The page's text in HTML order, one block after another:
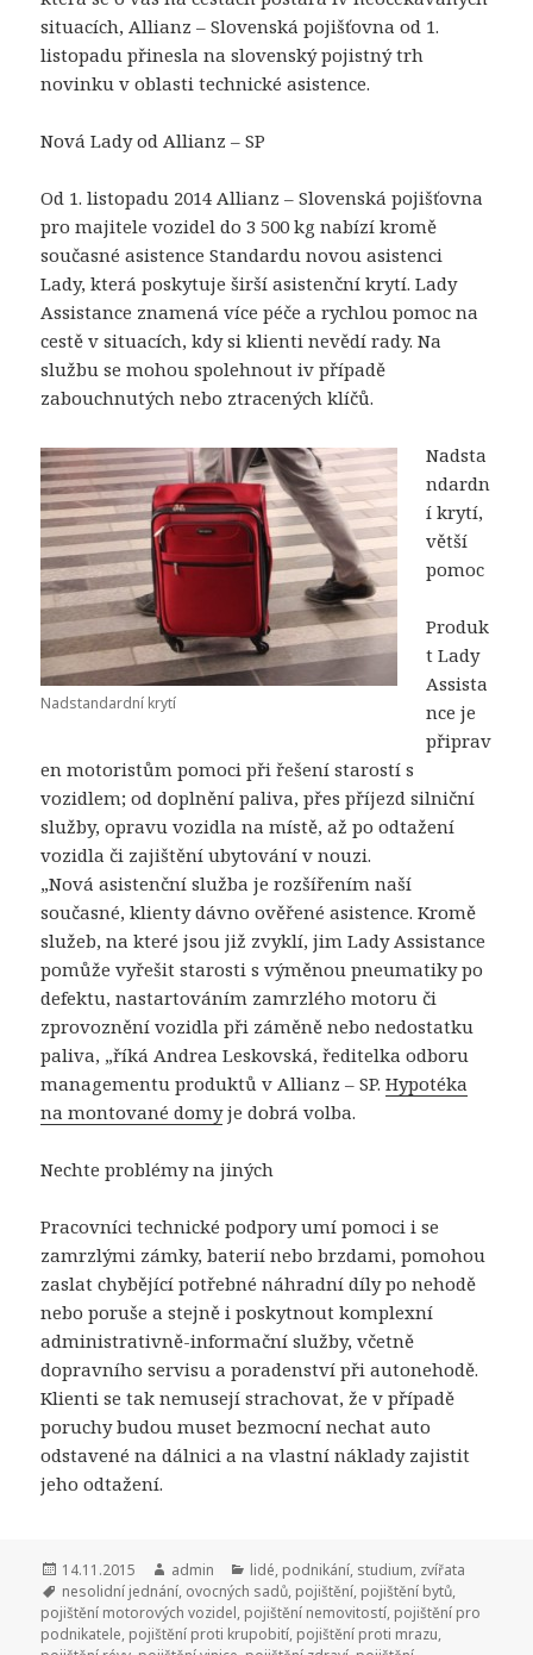
situacích, Allianz – Slovenská pojišťovna od 1.
listopadu přinesla na slovenský pojistný trh
novinku v oblasti technické asistence.
Nová Lady od Allianz – SP
Od 1. listopadu 2014 Allianz – Slovenská pojišťovna
pro majitele vozidel do 3 500 kg nabízí kromě
současné asistence Standardu novou asistenci
Lady, která poskytuje širší asistenční krytí. Lady
Assistance znamená více péče a rychlou pomoc na
cestě v situacích, kdy si klienti nevědí rady. Na
službu se mohou spolehnout iv případě
zabouchnutých nebo ztracených klíčů.
Nadstandardní krytí
Nadsta
ndardn
í krytí,
větší
pomoc
Produk
t Lady
Assista
nce je
připrav
en motoristům pomoci při řešení starostí s
vozidlem; od doplnění paliva, přes příjezd silniční
služby, opravu vozidla na místě, až po odtažení
vozidla či zajištění ubytování v nouzi.
„Nová asistenční služba je rozšířením naší
současné, klienty dávno ověřené asistence. Kromě
služeb, na které jsou již zvyklí, jim Lady Assistance
pomůže vyřešit starosti s výměnou pneumatiky po
defektu, nastartováním zamrzlého motoru či
zprovoznění vozidla při záměně nebo nedostatku
paliva, „říká Andrea Leskovská, ředitelka odboru
managementu produktů v Allianz – SP.Hypotéka
na montované domyje dobrá volba.
Nechte problémy na jiných
Pracovníci technické podpory umí pomoci i se
zamrzlými zámky, baterií nebo brzdami, pomohou
zaslat chybějící potřebné náhradní díly po nehodě
nebo poruše a stejně i poskytnout komplexní
administrativně-informační služby, včetně
dopravního servisu a poradenství při autonehodě.
Klienti se tak nemusejí strachovat, že v případě
poruchy budou muset bezmocní nechat auto
odstavené na dálnici a na vlastní náklady zajistit
jeho odtažení.
Publikováno:
14.11.2015 Autor:
admin Rubriky:
lidé, podnikání, studium, zvířata
Štítky:
nesolidní jednání, ovocných sadů, pojištění, pojištění bytů,
pojištění motorových vozidel, pojištění nemovitostí, pojištění pro
podnikatele, pojištění proti krupobití, pojištění proti mrazu,